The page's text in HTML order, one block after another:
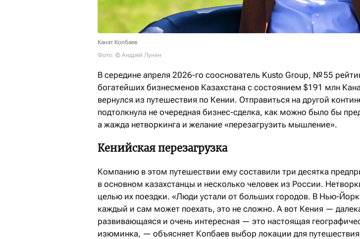
Канат Копбаев
Фото: © Андрей Лунин
В середине апреля 2026-го сооснователь Kusto Group, № 55
богатейших бизнесменов Казахстана с состоянием $191 млн
вернулся из путешествия по Кении. Отправиться на другой
подтолкнула не очередная бизнес-сделка, как можно было бы
а жажда нетворкинга и желание «перезагрузить мышление».
Кенийская перезагрузка
Компанию в этом путешествии ему составили три десятка
в основном казахстанцы и несколько человек из России.
целью их поездки. «Люди устали от больших городов. В Нью-
каждый и сам может поехать, это не сложно. А вот Кения —
развивающаяся и очень интересная — это настоящая
изюминка, — объясняет Копбаев выбор локации для